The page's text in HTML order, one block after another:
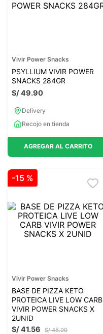
Vivir Power Snacks
PSYLLIUM VIVIR POWER
SNACKS 284GR
S/49.90
Delivery
Recojo en tienda
AGREGAR AL CARRITO
-15 %
Vivir Power Snacks
BASE DE PIZZA KETO
PROTEICA LIVE LOW CARB
VIVIR POWER SNACKS X
2UNID
S/ 48.90
S/41.56